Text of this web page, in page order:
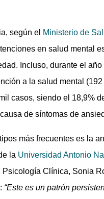
según el Ministerio de
en salud mental
Incluso, durante el año
a la salud mental
casos, siendo el 18,9%
causa de síntomas de
más frecuentes es la
la Universidad Antonio
Psicología Clínica, Sonia
“Este es un patrón